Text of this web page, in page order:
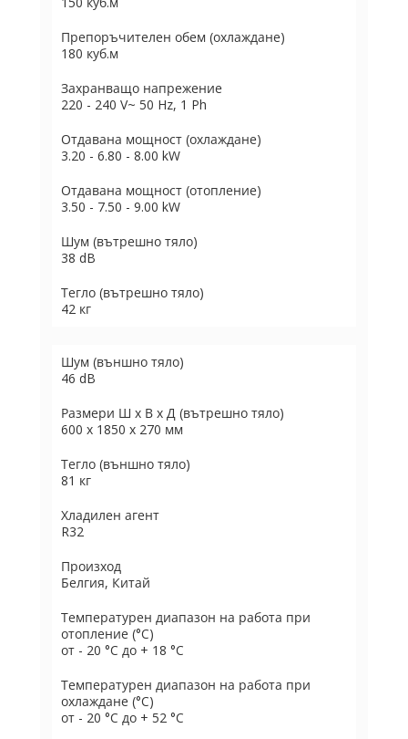
Препоръчителен обем (охлаждане)
180 куб.м
Захранващо напрежение
220 - 240 V~ 50 Hz, 1 Ph
Отдавана мощност (охлаждане)
3.20 - 6.80 - 8.00 kW
Отдавана мощност (отопление)
3.50 - 7.50 - 9.00 kW
Шум (вътрешно тяло)
38 dB
Тегло (вътрешно тяло)
42 кг
Шум (външно тяло)
46 dB
Размери Ш х В х Д (вътрешно тяло)
600 x 1850 x 270 мм
Тегло (външно тяло)
81 кг
Хладилен агент
R32
Произход
Белгия, Китай
Температурен диапазон на работа при
отопление (°C)
от - 20 °C до + 18 °C
Температурен диапазон на работа при
охлаждане (°C)
от - 20 °C до + 52 °C